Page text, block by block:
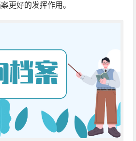
更好的发挥作用。